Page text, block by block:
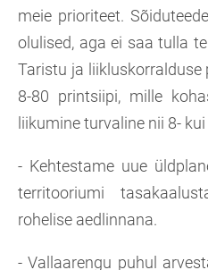
meie prioriteet.
olulised, aga ei saa tulla
Taristu ja liikluskorralduse
8-80 printsiipi, mille
liikumine turvaline nii 8-
- Kehtestame uue
territooriumi
rohelise aedlinnana.
- Vallaarengu puhul